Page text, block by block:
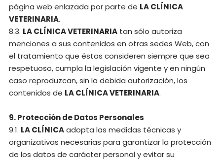
página web enlazada por parte de LA CLÍNICA
VETERINARIA.
8.3. LA CLÍNICA VETERINARIA tan sólo autoriza
menciones a sus contenidos en otras sedes Web, con
el tratamiento que éstas consideren siempre que sea
respetuoso, cumpla la legislación vigente y en ningún
caso reproduzcan, sin la debida autorización, los
contenidos de LA CLÍNICA VETERINARIA.
9. Protección de Datos Personales
9.1. LA CLÍNICAadopta las medidas técnicas y
organizativas necesarias para garantizar la protección
de los datos de carácter personal y evitar su